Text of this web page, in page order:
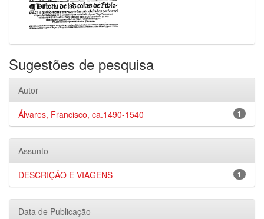
Sugestões de pesquisa
Autor
1
Álvares, Francisco, ca.1490-1540
Assunto
1
DESCRIÇÃO E VIAGENS
Data de Publicação